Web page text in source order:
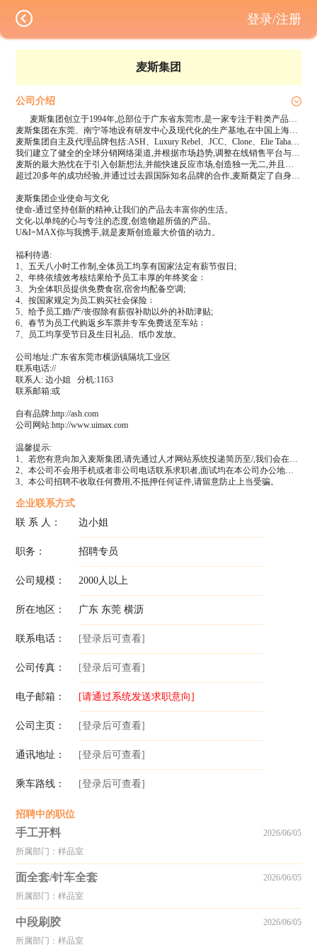
麦斯集团
公司介绍
麦斯集团创立于1994年,总部位于广东省东莞市,是一家专注于鞋类产品垂直整合全方位企业,核心能力在于提供从设计、开发、制造到品牌管理,全球批发,零售渠道和电子商务的一站式服务。
麦斯集团在东莞、南宁等地设有研发中心及现代化的生产基地,在中国上海、香港、澳门以及欧美等地设有分公司,在巴黎、米兰、纽约与上海,搭建了不同的设计师团队,来自全球的员工约有4000人。
麦斯集团自主及代理品牌包括:ASH、Luxury Rebel、JCC、Clone、Elie Tahari、Tahari、Ellen Tracy、DRESS BARN、DSW、JCP等。
我们建立了健全的全球分销网络渠道,并根据市场趋势,调整在线销售平台与线下实体店的布局。我们在全球逾30多个国家拥有实体店铺与产品展示空间。
麦斯的最大热忱在于引入创新想法,并能快速反应市场,创造独一无二,并且物超所值的服务与产品,我们就是可负担得起的奢华。
超过20多年的成功经验,并通过过去跟国际知名品牌的合作,麦斯奠定了自身在全球鞋业的领导者地位。今日,麦斯集团已经是一间扎根中国布局全球的企业。为了配合公司多方位全球发展,我们在不同的服务领域配备了国际化团队,因应市场趋势,为不同的客户量身打造不同的服务,并不断为客户与员工创造附加价值。
麦斯集团企业使命与文化
使命-通过坚持创新的精神,让我们的产品去丰富你的生活。
文化-以单纯的心与专注的态度,创造物超所值的产品。
U&I=MAX你与我携手,就是麦斯创造最大价值的动力。
福利待遇:
1、五天八小时工作制,全体员工均享有国家法定有薪节假日;
2、年终依绩效考核结果给予员工丰厚的年终奖金﹔
3、为全体职员提供免费食宿,宿舍均配备空调;
4、按国家规定为员工购买社会保险﹔
5、给予员工婚/产/丧假除有薪假补助以外的补助津贴;
6、春节为员工代购返乡车票并专车免费送至车站﹔
7、员工均享受节日及生日礼品、纸巾发放。
公司地址:广东省东莞市横沥镇隔坑工业区
联系电话://
联系人: 边小姐 分机:1163
联系邮箱:或
自有品牌:http://ash.com
公司网站:http://www.uimax.com
温馨提示:
1、若您有意向加入麦斯集团,请先通过人才网站系统投递简历至/,我们会在三个工作日内对您简历进行审核,若合格我们会及时与您联系;
2、本公司不会用手机或者非公司电话联系求职者,面试均在本公司办公地点进行现场初试,复试通过后方可录取;
3、本公司招聘不收取任何费用,不抵押任何证件,请留意防止上当受骗。
企业联系方式
联 系 人：
边小姐
职务： 招聘专员
公司规模： 2000人以上
所在地区： 广东 东莞 横沥
联系电话： [登录后可查看]
公司传真： [登录后可查看]
电子邮箱： [请通过系统发送求职意向]
公司主页： [登录后可查看]
通讯地址： [登录后可查看]
乘车路线： [登录后可查看]
招聘中的职位
手工开料
所属部门：样品室
2026/06/05
面全套/针车全套
所属部门：样品室
2026/06/05
中段刷胶
所属部门：样品室
2026/06/05
登录/注册